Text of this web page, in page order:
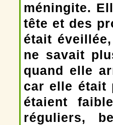
méningite.
tête et des
était
ne savait
quand elle
car elle était
étaient
réguliers,